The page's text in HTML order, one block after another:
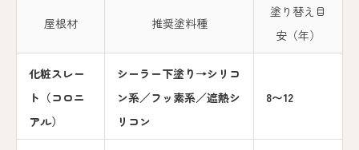
屋根材 推奨塗料種
塗り替え目
安（年）
化粧スレー
ト（コロニ
アル）
シーラー下塗り→シリコ
ン系／フッ素系／遮熱シ
リコン
8〜12